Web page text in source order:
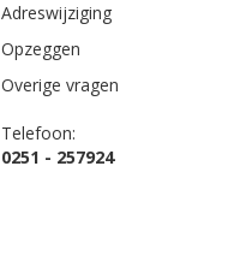
Adreswijziging
Opzeggen
Overige vragen
Telefoon:
0251 - 257924